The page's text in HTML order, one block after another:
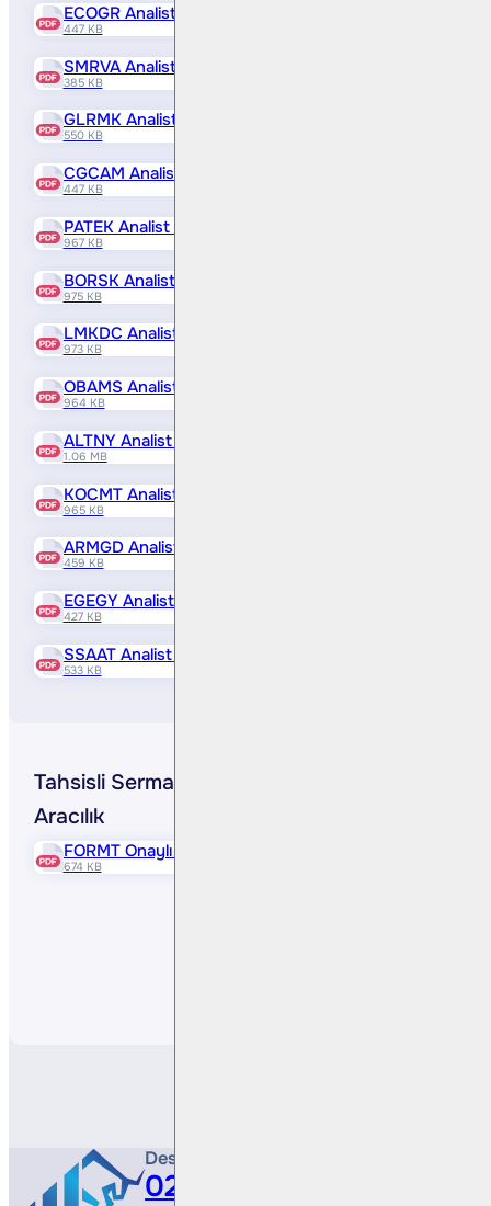
ECOGR Analist Raporu
447 KB
SMRVA Analist Raporu
385 KB
GLRMK Analist Raporu
550 KB
CGCAM Analist Raporu
447 KB
PATEK Analist Raporu
967 KB
BORSK Analist Raporu
975 KB
LMKDC Analist Raporu
973 KB
OBAMS Analist Raporu
964 KB
ALTNY Analist Raporu
1.06 MB
KOCMT Analist Raporu
965 KB
ARMGD Analist Raporu
459 KB
EGEGY Analist Raporu
427 KB
SSAAT Analist Raporu
533 KB
Tahsisli Sermaye Artırımı İşlemlerine
Aracılık
FORMT Onaylı İhraç Belgesi
674 KB
Destek Hattı
0212 410 0500